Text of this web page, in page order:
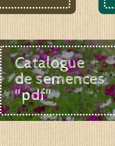
Catalogue
de semences
"pdf"